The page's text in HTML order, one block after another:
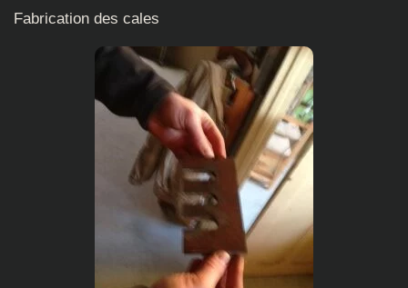
Fabrication des cales